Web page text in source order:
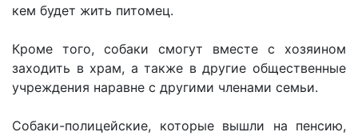
кем будет жить питомец.
Кроме того, собаки смогут вместе с хозяином
заходить в храм, а также в другие общественные
учреждения наравне с другими членами семьи.
Собаки-полицейские, которые вышли на пенсию,